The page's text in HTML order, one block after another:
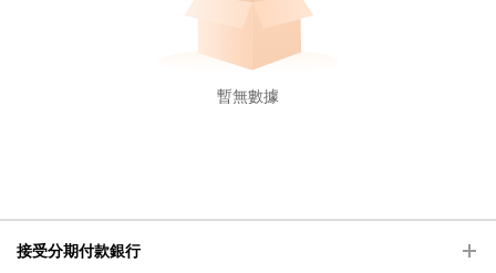
暫無數據
接受分期付款銀行